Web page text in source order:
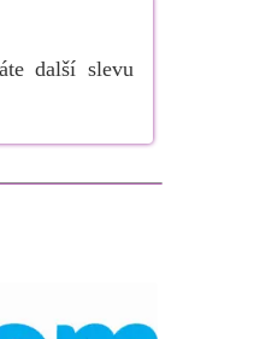
další slevu